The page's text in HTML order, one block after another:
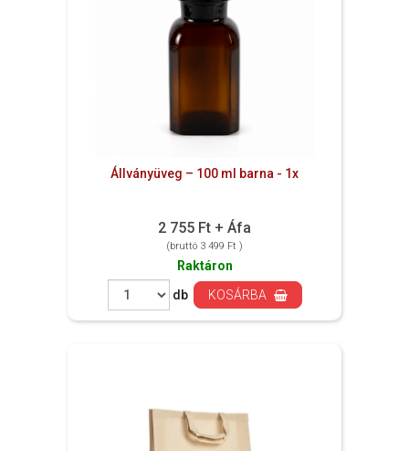
Állványüveg – 100 ml barna - 1x
2 755 Ft + Áfa
(bruttó 3 499 Ft )
Raktáron
db
KOSÁRBA